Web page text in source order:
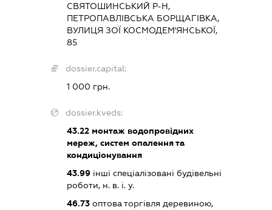
СВЯТОШИНСЬКИЙ Р-Н,
ПЕТРОПАВЛІВСЬКА БОРЩАГІВКА,
ВУЛИЦЯ ЗОЇ КОСМОДЕМ'ЯНСЬКОЇ,
85
dossier.capital:
1 000 грн.
dossier.kveds:
43.22 монтаж водопровідних
мереж, систем опалення та
кондиціонування
43.99 інші спеціалізовані будівельні
роботи, н. в. і. у.
46.73 оптова торгівля деревиною,